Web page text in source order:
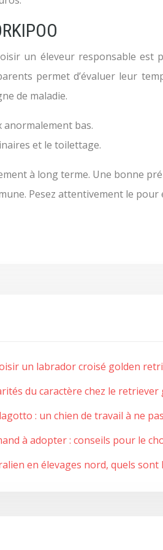
un éleveur responsable
permet d’évaluer leur
de maladie.
anormalement bas.
et le toilettage.
à long terme. Une bonne
Pesez attentivement le
un labrador croisé golden
du caractère chez le retriever
: un chien de travail à ne
à adopter : conseils pour le
en élevages nord, quels sont